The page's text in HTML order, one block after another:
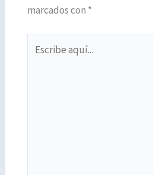
marcados con *
aquí...